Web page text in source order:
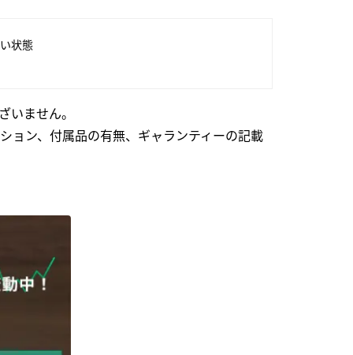
状態
いません。
ョン、付属品の有無、ギャランティーの記載